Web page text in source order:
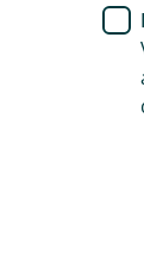
i
i
valuta